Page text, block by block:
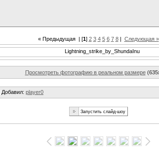
« Предыдущая| [1] 2 3 4 5 6 7 8| Следующая »
Просмотреть фотографию в реальном размере
Добавил: player0